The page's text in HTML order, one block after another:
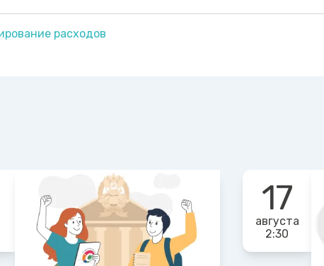
расходов
17
августа
2:30